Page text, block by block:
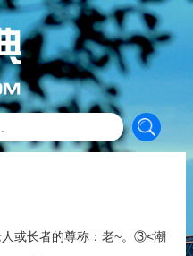
长者的尊称：老~。③<潮